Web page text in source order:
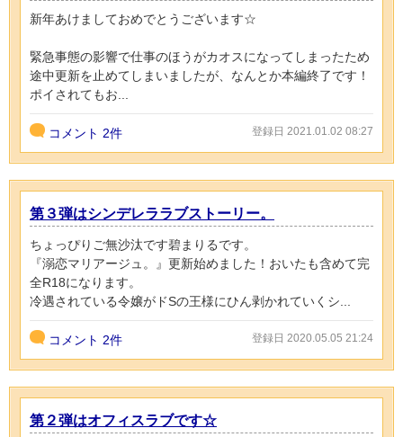
新年あけましておめでとうございます☆
緊急事態の影響で仕事のほうがカオスになってしまったため
途中更新を止めてしまいましたが、なんとか本編終了です！
ポイされてもお...
コメント 2件 登録日 2021.01.02 08:27
第３弾はシンデレララブストーリー。
ちょっぴりご無沙汰です碧まりるです。
『溺恋マリアージュ。』更新始めました！おいたも含めて完
全R18になります。
冷遇されている令嬢がドSの王様にひん剥かれていくシ...
コメント 2件 登録日 2020.05.05 21:24
第２弾はオフィスラブです☆